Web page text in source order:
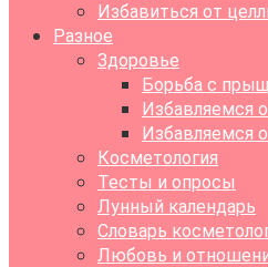
Избавиться от
Разное
Здоровье
Борьба с
Избавляемся
Избавляемся
Косметология
Тесты и опросы
Лунный календарь
Словарь
Любовь и